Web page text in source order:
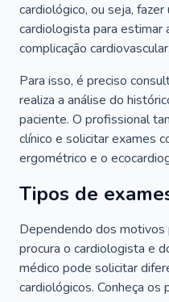
cardiológico, ou seja,
cardiologista para estimar
complicação cardiovascular.
Para isso, é preciso
realiza a análise do
paciente. O profissional
clínico e solicitar exames
ergométrico e o
Tipos de
Dependendo dos motivos
procura o cardiologista e
médico pode solicitar
cardiológicos. Conheça os